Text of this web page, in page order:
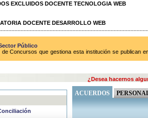
EXCLUIDOS DOCENTE TECNOLOGIA WEB
DOCENTE DESARROLLO WEB
Público
Concursos que gestiona esta institución se publican
¿Desea hacernos
ACUERDOS